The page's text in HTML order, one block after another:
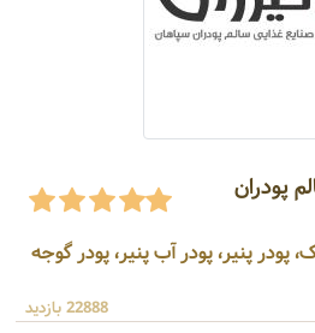
پودران
پنیر، پودر آب پنیر، پودر گوجه
22888 بازدید